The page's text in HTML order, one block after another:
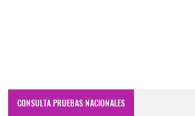
CONSULTA PRUEBAS NACIONALES